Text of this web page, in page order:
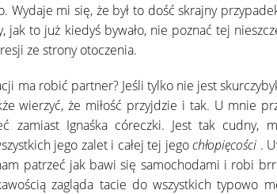
Wydaje mi się, że był to dość skrajny
jak to już kiedyś bywało, nie poznać tej
ze strony otoczenia.
ma robić partner? Jeśli tylko nie jest
wierzyć, że miłość przyjdzie i tak. U mnie
zamiast Ignaśka córeczki. Jest tak cudny,
jego zalet i całej tej jegochłopięcości .
patrzeć jak bawi się samochodami i robi
zagląda tacie do wszystkich typowo